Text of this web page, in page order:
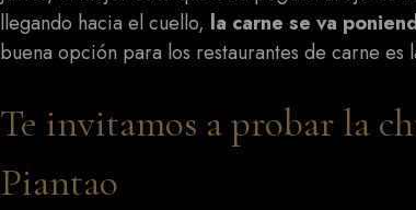
llegando hacia el cuello, la carne se va
buena opción para los restaurantes de carne es
Te invitamos a probar la
Piantao